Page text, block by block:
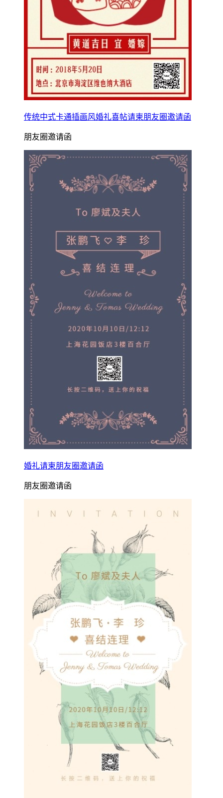
传统中式卡通插画风婚礼喜帖请柬朋友圈邀请函
朋友圈邀请函
婚礼请柬朋友圈邀请函
朋友圈邀请函